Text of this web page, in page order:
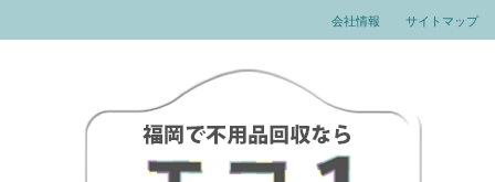
会社情報 サイトマップ